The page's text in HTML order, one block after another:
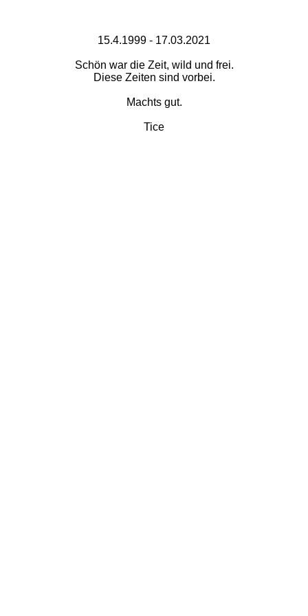
15.4.1999 - 17.03.2021
Schön war die Zeit, wild und frei.
Diese Zeiten sind vorbei.
Machts gut.
Tice